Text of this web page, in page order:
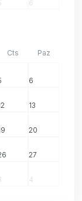
6
Cts Paz
6
13
20
27
4